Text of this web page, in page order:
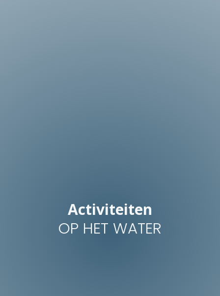
Activiteiten
OP HET WATER